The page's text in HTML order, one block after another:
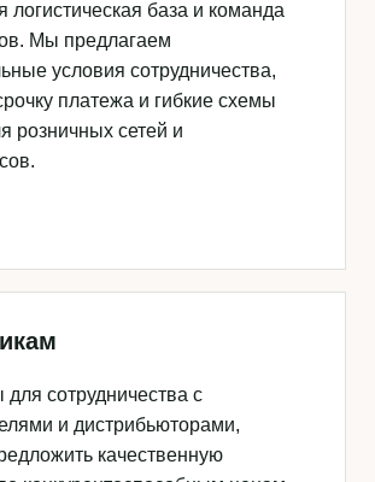
логистическая база и команда
Мы предлагаем
условия сотрудничества,
платежа и гибкие схемы
розничных сетей и
сотрудничества с
и дистрибьюторами,
качественную